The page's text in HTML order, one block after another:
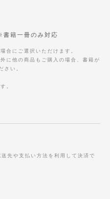
籍一冊のみ対応
合にご選択いただけます。
に他の商品もご購入の場合、書籍が
さい。
。
先や支払い方法を利用して決済で